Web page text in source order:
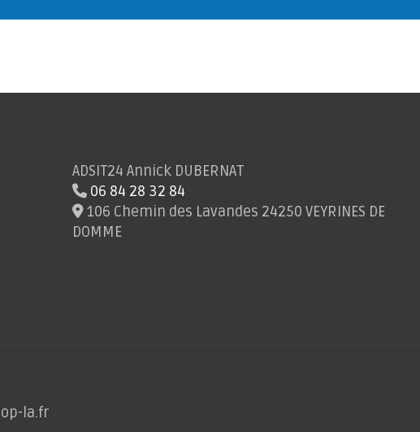
ADSIT24 Annick DUBERNAT
06 84 28 32 84
106 Chemin des Lavandes 24250 VEYRINES DE
DOMME
la.fr